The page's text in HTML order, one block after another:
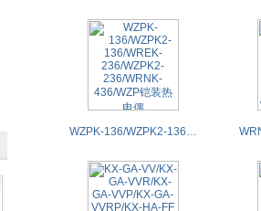
WZPK-136/WZPK2-136/WREK-236/WZPK2-236/WRNK-436/WZP铠装热电偶